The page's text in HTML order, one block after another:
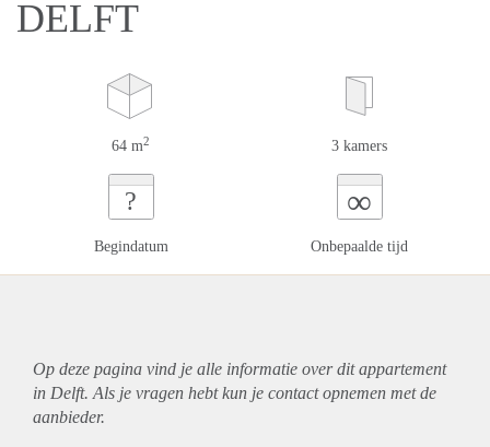
DELFT
64 m2 3 kamers
?
Begindatum
∞
Onbepaalde tijd
Op deze pagina vind je alle informatie over ditappartement
in Delft. Als je vragen hebt kun je contact opnemen met de
aanbieder.